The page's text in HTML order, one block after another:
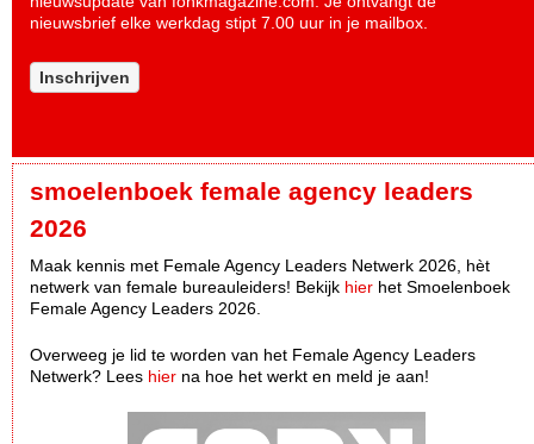
nieuwsbrief elke werkdag stipt 7.00 uur in je mailbox.
Inschrijven
smoelenboek female agency leaders
2026
Maak kennis met Female Agency Leaders Netwerk 2026, hèt
netwerk van female bureauleiders! Bekijk hier het Smoelenboek
Female Agency Leaders 2026.
Overweeg je lid te worden van het Female Agency Leaders
Netwerk? Lees hier na hoe het werkt en meld je aan!